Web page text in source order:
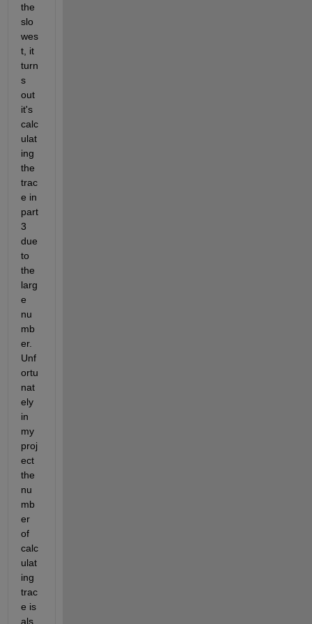
the
slo
wes
t, it
turn
s
out
it's
calc
ulat
ing
the
trac
e in
part
3
due
to
the
larg
e
nu
mb
er.
Unf
ortu
nat
ely
in
my
proj
ect
the
nu
mb
er
of
calc
ulat
ing
trac
e is
als